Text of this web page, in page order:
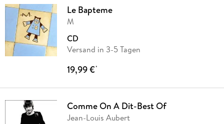
Le Bapteme
M
CD
Versand in 3-5 Tagen
19,99 €*
Comme On A Dit-Best Of
Jean-Louis Aubert